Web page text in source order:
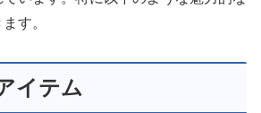
す。
イテム